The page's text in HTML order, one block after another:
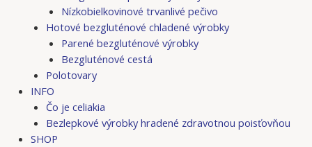
Nízkobielkovinové trvanlivé pečivo
Hotové bezgluténové chladené výrobky
Parené bezgluténové výrobky
Bezgluténové cestá
Polotovary
INFO
Čo je celiakia
Bezlepkové výrobky hradené zdravotnou poisťovňou
SHOP